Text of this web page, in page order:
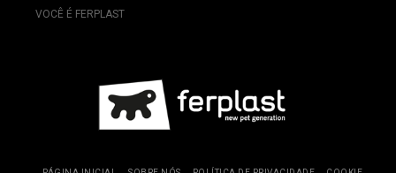
VOCÊ É FERPLAST